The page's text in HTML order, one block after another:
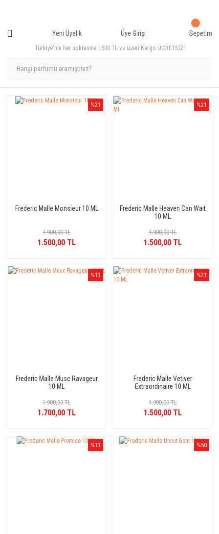
Türkiye'nin her noktasına 1500 TL ve üzeri Kargo ÜCRETSİZ!
Yeni Üyelik Üye Girişi Sepetim
%21
Frederic Malle Monsieur 10 ML
1.900,00 TL
1.500,00 TL
%21
Frederic Malle Heaven Can Wait
10 ML
1.900,00 TL
1.500,00 TL
%11
Frederic Malle Musc Ravageur
10 ML
1.900,00 TL
1.700,00 TL
%21
Frederic Malle Vetiver
Extraordinaire 10 ML
1.900,00 TL
1.500,00 TL
%11 %50